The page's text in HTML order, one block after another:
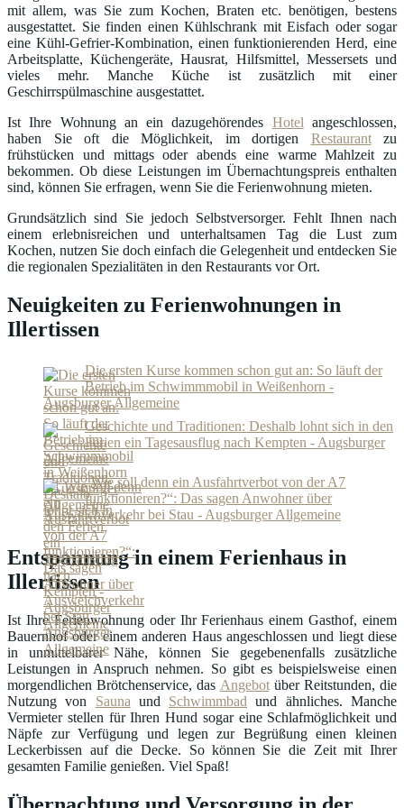
mit allem, was Sie zum Kochen, Braten etc. benötigen, bestens
ausgestattet. Sie finden einen Kühlschrank mit Eisfach oder sogar
eine Kühl-Gefrier-Kombination, einen funktionierenden Herd, eine
Arbeitsplatte, Küchengeräte, Hausrat, Hilfsmittel, Messersets und
vieles mehr. Manche Küche ist zusätzlich mit einer
Geschirrspülmaschine ausgestattet.
Ist Ihre Wohnung an ein dazugehörendes Hotel angeschlossen,
haben Sie oft die Möglichkeit, im dortigen Restaurantzu
frühstücken und mittags oder abends eine warme Mahlzeit zu
bekommen. Ob diese Leistungen im Übernachtungspreis enthalten
sind, können Sie erfragen, wenn Sie die Ferienwohnung mieten.
Grundsätzlich sind Sie jedoch Selbstversorger. Fehlt Ihnen nach
einem erlebnisreichen und unterhaltsamen Tag die Lust zum
Kochen, nutzen Sie doch einfach die Gelegenheit und entdecken Sie
die regionalen Spezialitäten in den Restaurants vor Ort.
Neuigkeiten zu Ferienwohnungen in
Illertissen
Die ersten Kurse kommen schon gut an: So läuft der
Betrieb im Schwimmmobil in Weißenhorn -
Augsburger Allgemeine
Geschichte und Traditionen: Deshalb lohnt sich in den
Ferien ein Tagesausflug nach Kempten - Augsburger
Allgemeine
„Wie soll denn ein Ausfahrtverbot von der A7
funktionieren?“: Das sagen Anwohner über
Ausweichverkehr bei Stau - Augsburger Allgemeine
Entspannung in einem Ferienhaus in
Illertissen
Ist Ihre Ferienwohnung oder Ihr Ferienhaus einem Gasthof, einem
Bauernhof oder einem anderen Haus angeschlossen und liegt diese
in unmittelbarer Nähe, können Sie gegebenenfalls zusätzliche
Leistungen in Anspruch nehmen. So gibt es beispielsweise einen
morgendlichen Brötchenservice, das Angebotüber Reitstunden, die
Nutzung von Sauna und Schwimmbad und ähnliches. Manche
Vermieter stellen für Ihren Hund sogar eine Schlafmöglichkeit und
Näpfe zur Verfügung und legen zur Begrüßung einen kleinen
Leckerbissen auf die Decke. So können Sie die Zeit mit Ihrer
gesamten Familie genießen. Viel Spaß!